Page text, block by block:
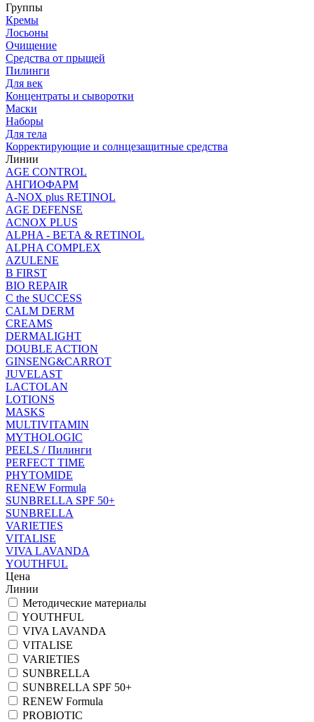
Группы
Кремы
Лосьоны
Очищение
Средства от прыщей
Пилинги
Для век
Концентраты и сыворотки
Маски
Наборы
Для тела
Корректирующие и солнцезащитные средства
Линии
AGE CONTROL
АНГИОФАРМ
A-NOX plus RETINOL
AGE DEFENSE
ACNOX PLUS
ALPHA - BETA & RETINOL
ALPHA COMPLEX
AZULENE
B FIRST
BIO REPAIR
C the SUCCESS
CALM DERM
CREAMS
DERMALIGHT
DOUBLE ACTION
GINSENG&CARROT
JUVELAST
LACTOLAN
LOTIONS
MASKS
MULTIVITAMIN
MYTHOLOGIC
PEELS / Пилинги
PERFECT TIME
PHYTOMIDE
RENEW Formula
SUNBRELLA SPF 50+
SUNBRELLA
VARIETIES
VITALISE
VIVA LAVANDA
YOUTHFUL
Цена
Линии
Методические материалы
YOUTHFUL
VIVA LAVANDA
VITALISE
VARIETIES
SUNBRELLA
SUNBRELLA SPF 50+
RENEW Formula
PROBIOTIC